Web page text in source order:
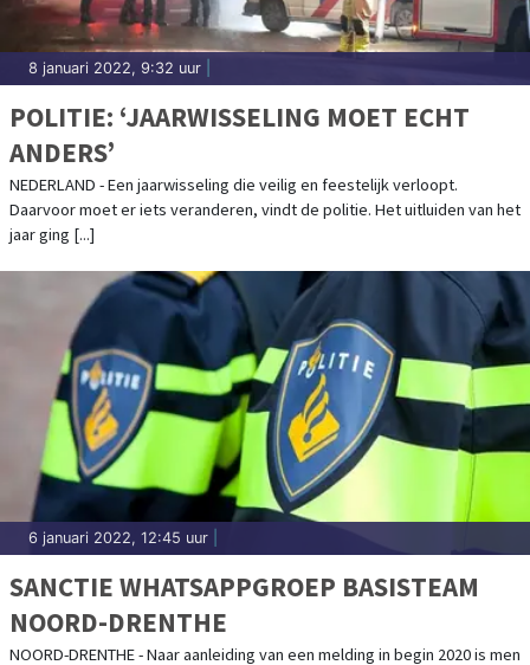
8 januari 2022, 9:32 uur
POLITIE: ‘JAARWISSELING MOET ECHT
ANDERS’
NEDERLAND - Een jaarwisseling die veilig en feestelijk verloopt.
Daarvoor moet er iets veranderen, vindt de politie. Het uitluiden van het
jaar ging [...]
6 januari 2022, 12:45 uur
SANCTIE WHATSAPPGROEP BASISTEAM
NOORD-DRENTHE
NOORD-DRENTHE - Naar aanleiding van een melding in begin 2020 is men